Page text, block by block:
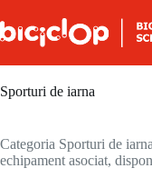
Sporturi de iarna
Categoria Sporturi de
echipament asociat,